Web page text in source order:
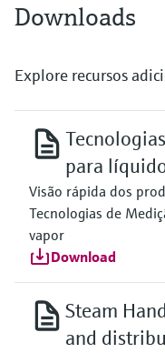
Downloads
Explore recursos
para
Visão rápida dos
Tecnologias de
vapor
Download
Steam
and